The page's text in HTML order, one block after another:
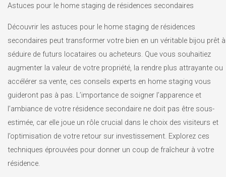
Astuces pour le home staging de résidences secondaires
Découvrir les astuces pour le home staging de résidences
secondaires peut transformer votre bien en un véritable bijou prêt à
séduire de futurs locataires ou acheteurs. Que vous souhaitiez
augmenter la valeur de votre propriété, la rendre plus attrayante ou
accélérer sa vente, ces conseils experts en home staging vous
guideront pas à pas. L’importance de soigner l’apparence et
l’ambiance de votre résidence secondaire ne doit pas être sous-
estimée, car elle joue un rôle crucial dans le choix des visiteurs et
l’optimisation de votre retour sur investissement. Explorez ces
techniques éprouvées pour donner un coup de fraîcheur à votre
résidence.